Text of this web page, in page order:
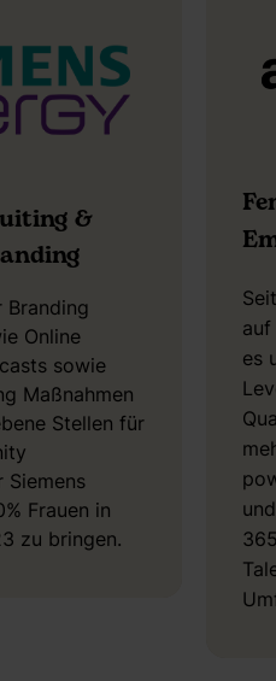
&
Branding
Online
sowie
Maßnahmen
Stellen für
Siemens
Frauen in
zu bringen.
auf
es